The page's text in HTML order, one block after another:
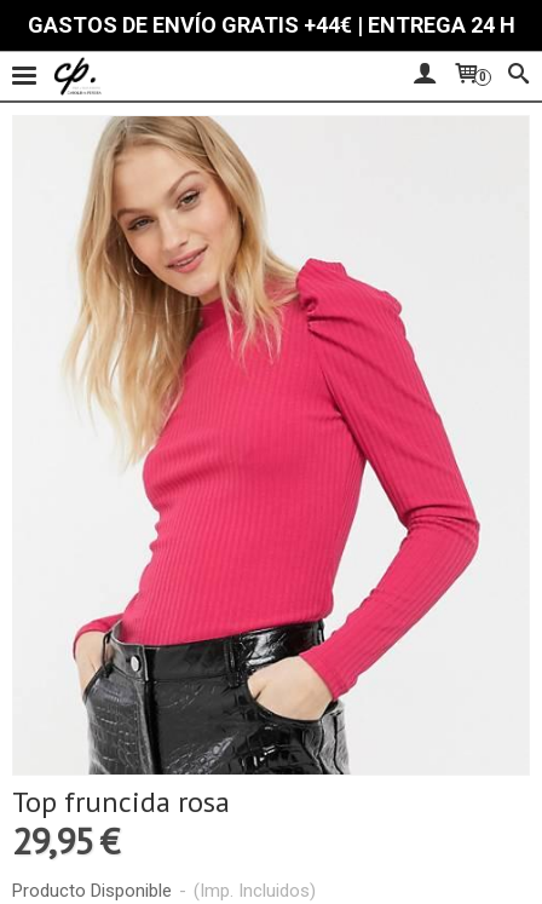
GASTOS DE ENVÍO GRATIS +44€ | ENTREGA 24 H
0
Top fruncida rosa
29,95 €
Producto Disponible - (Imp. Incluidos)